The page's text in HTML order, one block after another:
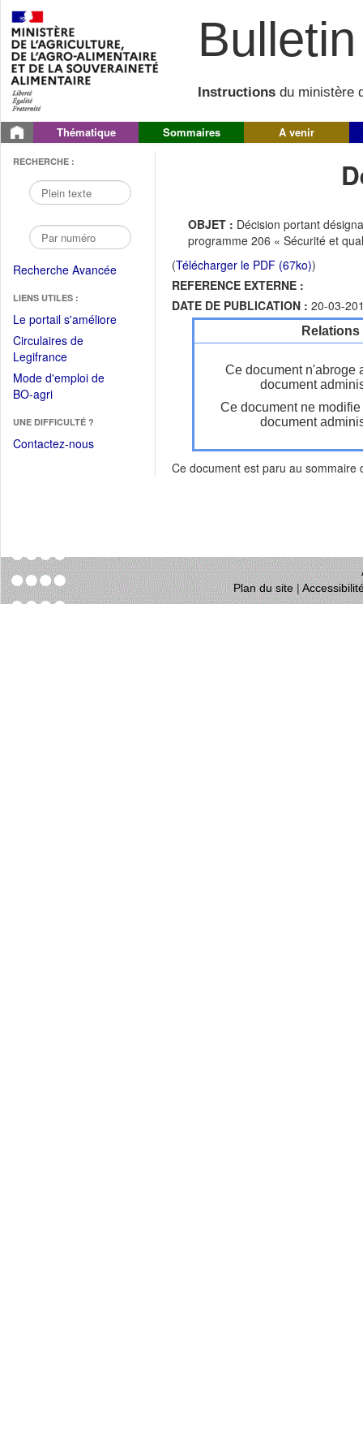
Instructions du ministère
Thématique Sommaires A venir
RECHERCHE :
Recherche Avancée
LIENS UTILES :
Le portail s'améliore(Fichier
Circulaires de
Legifrance(Ouvrir
dans
une
fenêtre)
Mode d'emploi de
BO-agri(Ouvrir
une
nouvelle
UNE DIFFICULTÉ ?
Contactez-nous
OBJET : Décision portant
programme 206 « Sécurité et
(Télécharger le PDF (67ko))
REFERENCE EXTERNE :
DATE DE PUBLICATION : 20-03-
Ce document n'abroge
document
Ce document ne
document
Ce document est paru au sommaire
Plan du site|